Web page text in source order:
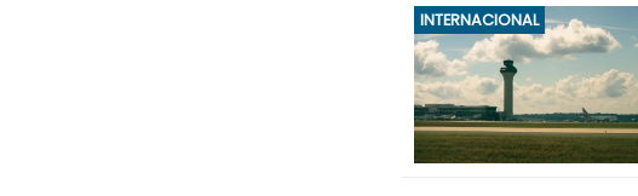
INTERNACIONAL